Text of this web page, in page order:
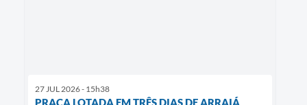
27 JUL 2026 - 15h38
PRAÇA LOTADA EM TRÊS DIAS DE ARRAIÁ